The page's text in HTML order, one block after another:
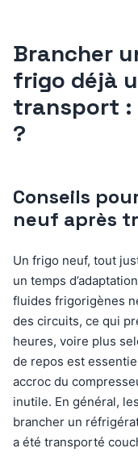
Brancher
frigo déjà
transport :
?
Conseils
neuf après
Un frigo neuf, tout
un temps
fluides frigorigènes
des circuits, ce qui
heures, voire plus
de repos est
accroc du
inutile. En général,
brancher un
a été transporté